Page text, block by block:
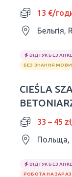
13 €/
Бельгія,
ВІДГУК БЕЗ
БЕЗ ЗНАННЯ МОВИ
CIEŚLA
теслярі)
33 – 45
Польща,
ВІДГУК БЕЗ
РОБОТА НА ЗАРАЗ